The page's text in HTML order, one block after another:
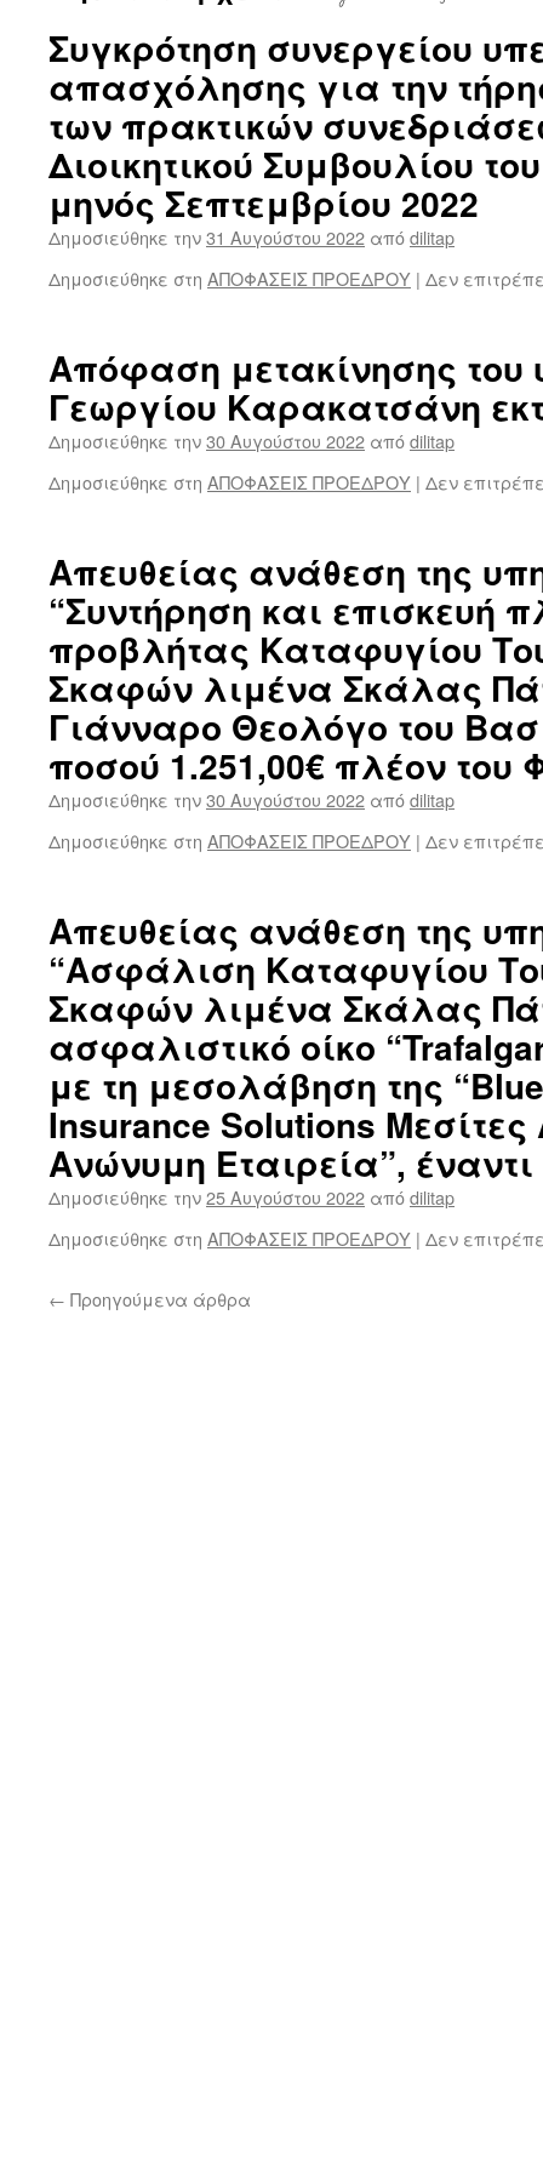
Συγκρότηση συνεργείου
απασχόλησης για την
των πρακτικών
Διοικητικού Συμβουλίου
μηνός Σεπτεμβρίου 2022
Δημοσιεύθηκε την31 Αυγούστου 2022 απόdilitap
Δημοσιεύθηκε στη ΑΠΟΦΑΣΕΙΣ ΠΡΟΕΔΡΟΥ | Δεν
Απόφαση μετακίνησης
Γεωργίου Καρακατσάνη
Δημοσιεύθηκε την30 Αυγούστου 2022 απόdilitap
Δημοσιεύθηκε στη ΑΠΟΦΑΣΕΙΣ ΠΡΟΕΔΡΟΥ | Δεν
Απευθείας ανάθεση της
“Συντήρηση και επισκευή
προβλήτας Καταφυγίου
Σκαφών λιμένα Σκάλας
Γιάνναρο Θεολόγο του
ποσού 1.251,00€ πλέον του
Δημοσιεύθηκε την30 Αυγούστου 2022 απόdilitap
Δημοσιεύθηκε στη ΑΠΟΦΑΣΕΙΣ ΠΡΟΕΔΡΟΥ | Δεν
Απευθείας ανάθεση της
“Ασφάλιση Καταφυγίου
Σκαφών λιμένα Σκάλας
ασφαλιστικό οίκο
με τη μεσολάβηση της
Insurance Solutions
Ανώνυμη Εταιρεία”,
Δημοσιεύθηκε την25 Αυγούστου 2022 απόdilitap
Δημοσιεύθηκε στη ΑΠΟΦΑΣΕΙΣ ΠΡΟΕΔΡΟΥ | Δεν
← Προηγούμενα άρθρα